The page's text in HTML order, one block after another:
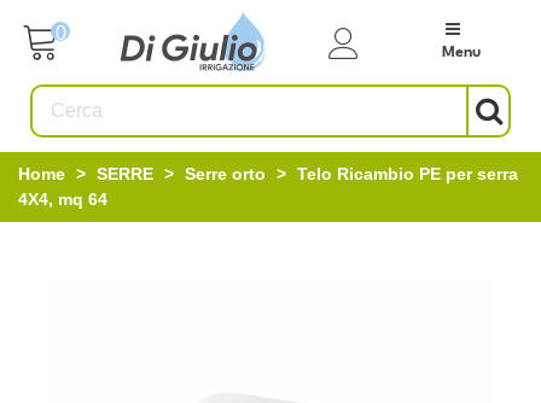
0
Menu
Home > SERRE > Serre orto > Telo Ricambio PE per serra
4X4, mq 64